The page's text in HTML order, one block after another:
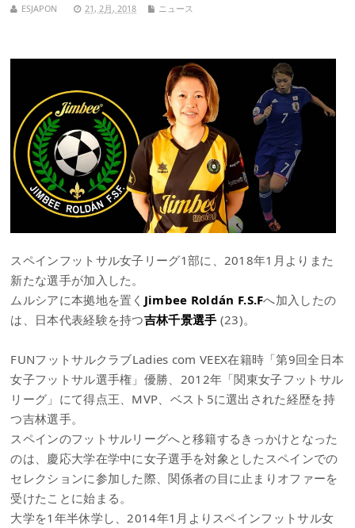
ESJAPON 21, 2月, 2018 ニュース
スペインフットサル女子リーグ1部に、2018年1月よりまた
新たな選手が加入した。
ムルシアに本拠地を置く Jimbee Roldán F.S.Fへ加入したの
は、日本代表経験を持つ吉林千景選手 (23)。
FUNフットサルクラブLadies com VEEX在籍時「第9回全日本
女子フットサル選手権」優勝、2012年「関東女子フットサル
リーグ」にて得点王、MVP、ベスト5に選出された経歴を持
つ吉林選手。
スペインのフットサルリーグへと移籍するきっかけとなった
のは、慶応大学在学中に女子選手を対象としたスペインでの
セレクションに参加した際、関係者の目に止まりオファーを
受けたことに始まる。
大学を1年半休学し、2014年1月よりスペインフットサル女